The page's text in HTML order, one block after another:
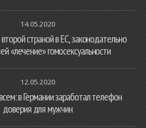
14.05.2020
страной в ЕС, законодательно
«лечение» гомосексуальности
12.05.2020
в Германии заработал телефон
доверия для мужчин